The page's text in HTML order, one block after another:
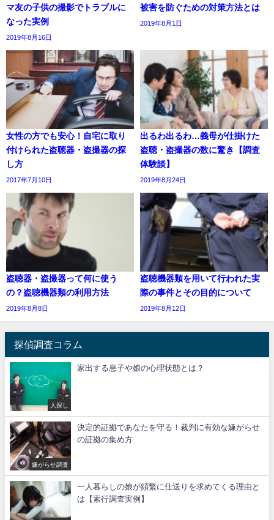
マ友の子供の撮影でトラブルに
なった実例
2019年8月16日
被害を防ぐための対策方法とは
2019年8月1日
女性の方でも安心！自宅に取り
付けられた盗聴器・盗撮器の探
し方
2017年7月10日
出るわ出るわ…義母が仕掛けた
盗聴・盗撮器の数に驚き【調査
体験談】
2019年8月24日
盗聴器・盗撮器って何に使う
の？盗聴機器類の利用方法
2019年8月8日
盗聴機器類を用いて行われた実
際の事件とその目的について
2019年8月12日
探偵調査コラム
人探し
家出する息子や娘の心理状態とは？
嫌がらせ調査
決定的証拠であなたを守る！裁判に有効な嫌がらせ
の証拠の集め方
一人暮らしの娘が頻繁に仕送りを求めてくる理由と
は【素行調査実例】